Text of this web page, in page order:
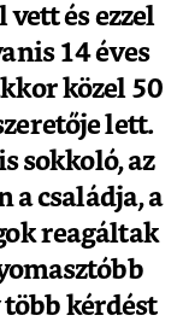
és ezzel
14 éves
közel 50
lett.
sokkoló, az
a családja, a
reagáltak
több kérdést